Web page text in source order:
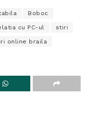
Boboc
cu PC-ul stiri
online braila